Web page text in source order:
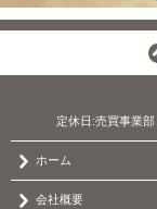
定休日:売買事業
ホーム
会社概要